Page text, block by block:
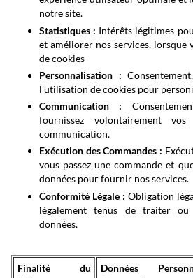
notre site.
Statistiques : Intérêts légitimes
et améliorer nos services, lorsque
de cookies
Personnalisation :
l'utilisation de cookies pour
Communication :
fournissez volontairement
communication.
Exécution des Commandes :
vous passez une commande et
données pour fournir nos services.
Conformité Légale : Obligation
légalement tenus de traiter
données.
Finalité du
Données